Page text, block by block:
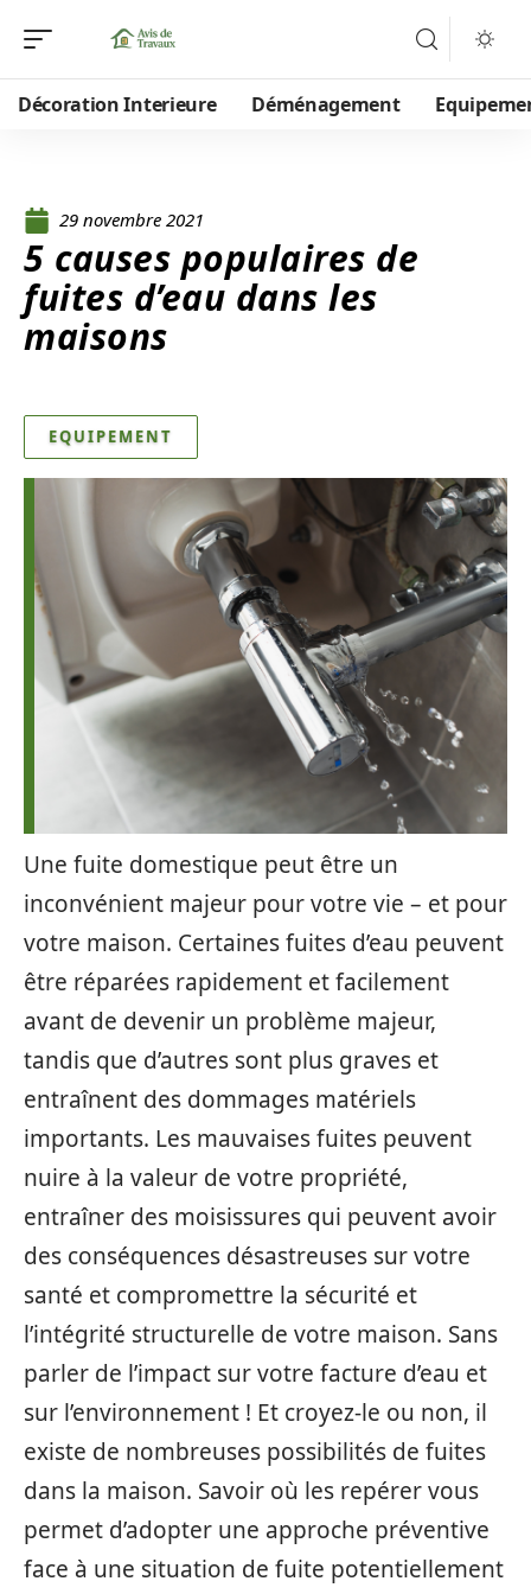
Décoration Interieure Déménagement
29 novembre 2021
5 causes populaires de
fuites d’eau dans les
maisons
EQUIPEMENT
Une fuite domestique peut être un
inconvénient majeur pour votre vie – et pour
votre maison. Certaines fuites d’eau peuvent
être réparées rapidement et facilement
avant de devenir un problème majeur,
tandis que d’autres sont plus graves et
entraînent des dommages matériels
importants. Les mauvaises fuites peuvent
nuire à la valeur de votre propriété,
entraîner des moisissures qui peuvent avoir
des conséquences désastreuses sur votre
santé et compromettre la sécurité et
l’intégrité structurelle de votre maison. Sans
parler de l’impact sur votre facture d’eau et
sur l’environnement ! Et croyez-le ou non, il
existe de nombreuses possibilités de fuites
dans la maison. Savoir où les repérer vous
permet d’adopter une approche préventive
face à une situation de fuite potentiellement